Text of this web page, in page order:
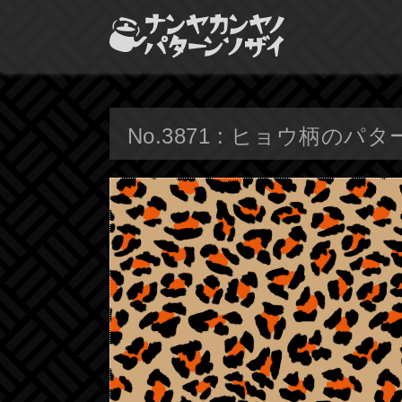
No.3871 : ヒョウ柄のパタ